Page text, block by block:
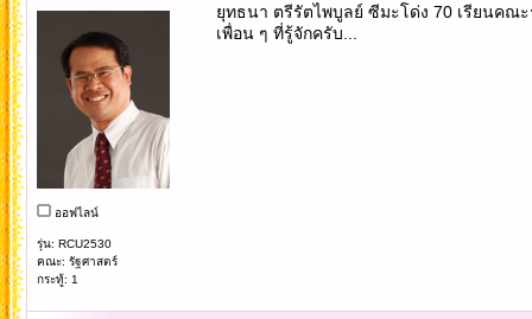
ออฟไลน์
รุ่น: RCU2530
คณะ: รัฐศาสตร์
กระทู้: 1
ยุทธนา ตรีรัตไพบูลย์ ซีมะโด่ง 70 เรียนคณ
เพื่อน ๆ ที่รู้จักครับ...